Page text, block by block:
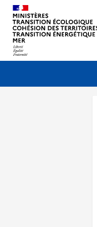
Navigation
Menu principal